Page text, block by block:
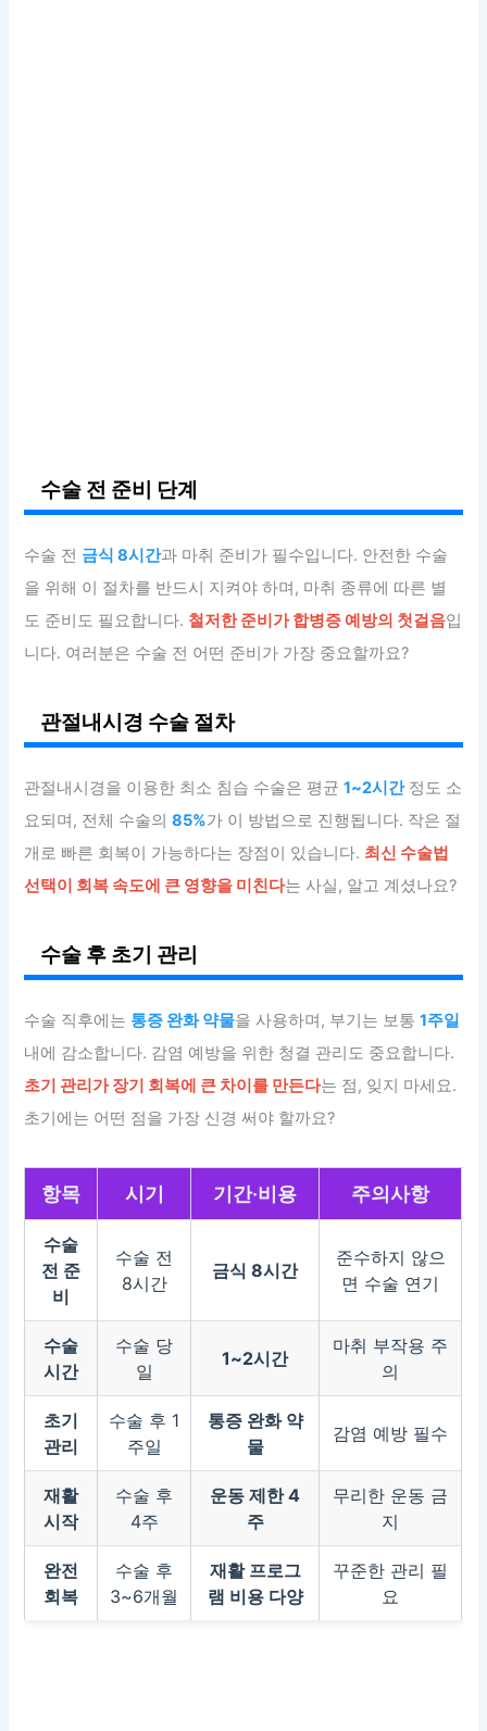
수술 전 준비 단계
수술 전 금식 8시간과 마취 준비가 필수입니다. 안전한 수술
을 위해 이 절차를 반드시 지켜야 하며, 마취 종류에 따른 별
도 준비도 필요합니다. 철저한 준비가 합병증 예방의 첫걸음입
니다. 여러분은 수술 전 어떤 준비가 가장 중요할까요?
관절내시경 수술 절차
관절내시경을 이용한 최소 침습 수술은 평균1~2시간정도 소
요되며, 전체 수술의85%가 이 방법으로 진행됩니다. 작은 절
개로 빠른 회복이 가능하다는 장점이 있습니다. 최신 수술법
선택이 회복 속도에 큰 영향을 미친다는 사실, 알고 계셨나요?
수술 후 초기 관리
수술 직후에는 통증 완화 약물을 사용하며, 부기는 보통1주일
내에 감소합니다. 감염 예방을 위한 청결 관리도 중요합니다.
초기 관리가 장기 회복에 큰 차이를 만든다는 점, 잊지 마세요.
초기에는 어떤 점을 가장 신경 써야 할까요?
항목 시기 기간·비용 주의사항
수술
전 준
비
수술 전
8시간
금식 8시간
준수하지 않으
면 수술 연기
수술
시간
수술 당
일
1~2시간
마취 부작용 주
의
초기
관리
수술 후 1
주일
통증 완화 약
물
감염 예방 필수
재활
시작
수술 후
4주
운동 제한 4
주
무리한 운동 금
지
완전
회복
수술 후
3~6개월
재활 프로그
램 비용 다양
꾸준한 관리 필
요